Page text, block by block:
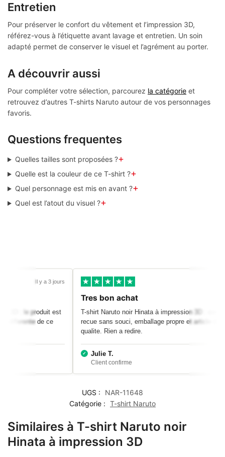
Entretien
Pour préserver le confort du vêtement et l’impression 3D,
référez-vous à l’étiquette avant lavage et entretien. Un soin
adapté permet de conserver le visuel et l’agrément au porter.
A découvrir aussi
Pour compléter votre sélection, parcourez la catégorie et
retrouvez d’autres T-shirts Naruto autour de vos personnages
favoris.
Questions frequentes
Quelles tailles sont proposées ?+
Quelle est la couleur de ce T-shirt ?+
Quel personnage est mis en avant ?+
Quel est l’atout du visuel ?+
Il y a 3 jours
3D : le produit est
differente de ce
Tres bon achat
T-shirt Naruto noir Hinata à impression 3D :
recue sans souci, emballage propre et article
qualite. Rien a redire.
Julie T.
UGS :
NAR-11648
Catégorie : T-shirt Naruto
Similaires à T-shirt Naruto noir
Hinata à impression 3D